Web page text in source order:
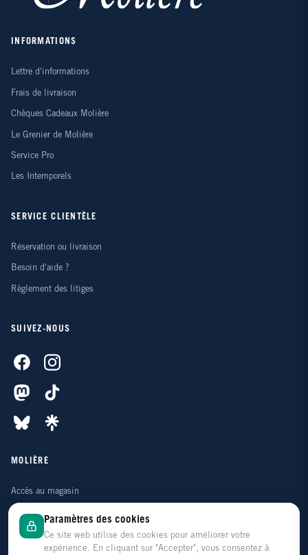
INFORMATIONS
Lettre d'informations
Frais de livraison
Chèques Cadeaux Molière
Le Grenier de Molière
Service Pro
Les Intemporels
SERVICE CLIENTÈLE
Réservation ou livraison
Besoin d'aide ?
Règlement des litiges
SUIVEZ-NOUS
MOLIÈRE
Accès au magasin
Contactez-nous
Qui sommes-nous ?
Paramètres des cookies
Ce site web utilise des cookies pour améliorer votre
expérience. En cliquant sur "Accepter", vous consentez à